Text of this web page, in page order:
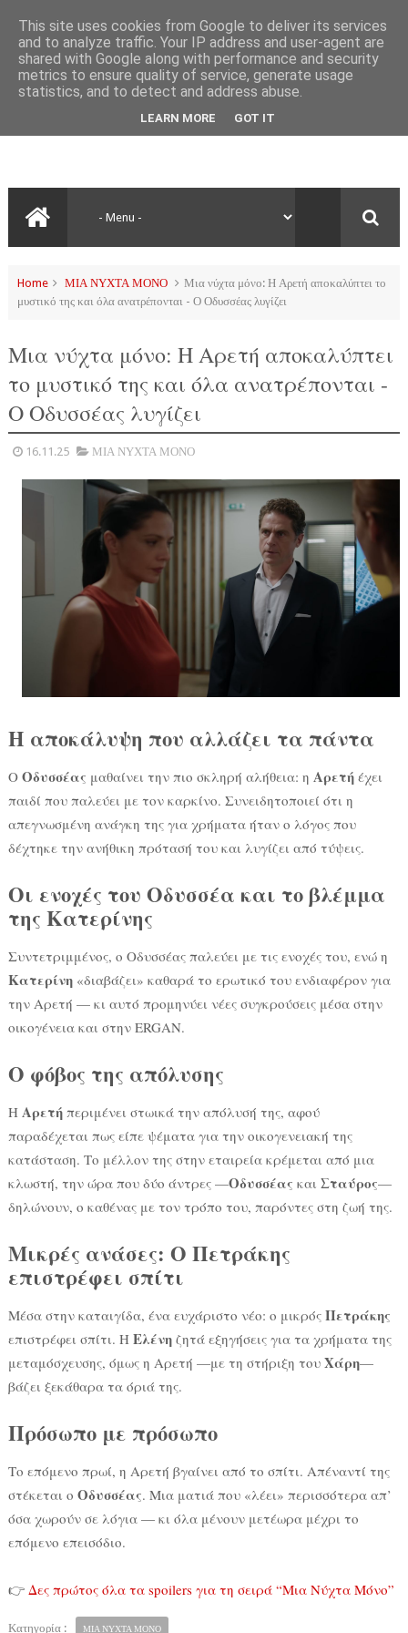
Home ΜΙΑ ΝΥΧΤΑ ΜΟΝΟ
Μια νύχτα μόνο: Η Αρετή αποκαλύπτει το
μυστικό της και όλα ανατρέπονται - Ο Οδυσσέας λυγίζει
Μια νύχτα μόνο: Η Αρετή αποκαλύπτει
το μυστικό της και όλα ανατρέπονται -
Ο Οδυσσέας λυγίζει
16.11.25 ΜΙΑ ΝΥΧΤΑ ΜΟΝΟ
Η αποκάλυψη που αλλάζει τα πάντα
Ο Οδυσσέας μαθαίνει την πιο σκληρή αλήθεια: η Αρετήέχει
παιδί που παλεύει με τον καρκίνο. Συνειδητοποιεί ότι η
απεγνωσμένη ανάγκη της για χρήματα ήταν ο λόγος που
δέχτηκε την ανήθικη πρότασή του και λυγίζει από τύψεις.
Οι ενοχές του Οδυσσέα και το βλέμμα
της Κατερίνης
Συντετριμμένος, ο Οδυσσέας παλεύει με τις ενοχές του, ενώ η
Κατερίνη«διαβάζει» καθαρά το ερωτικό του ενδιαφέρον για
την Αρετή — κι αυτό προμηνύει νέες συγκρούσεις μέσα στην
οικογένεια και στην ERGAN.
Ο φόβος της απόλυσης
Η Αρετήπεριμένει στωικά την απόλυσή της, αφού
παραδέχεται πως είπε ψέματα για την οικογενειακή της
κατάσταση. Το μέλλον της στην εταιρεία κρέμεται από μια
κλωστή, την ώρα που δύο άντρες —Οδυσσέας και Σταύρος—
δηλώνουν, ο καθένας με τον τρόπο του, παρόντες στη ζωή της.
Μικρές ανάσες: Ο Πετράκης
επιστρέφει σπίτι
Μέσα στην καταιγίδα, ένα ευχάριστο νέο: ο μικρός Πετράκης
επιστρέφει σπίτι. Η Ελένηζητά εξηγήσεις για τα χρήματα της
μεταμόσχευσης, όμως η Αρετή —με τη στήριξη του Χάρη—
βάζει ξεκάθαρα τα όριά της.
Πρόσωπο με πρόσωπο
Το επόμενο πρωί, η Αρετή βγαίνει από το σπίτι. Απέναντί της
στέκεται ο Οδυσσέας. Μια ματιά που «λέει» περισσότερα απ’
όσα χωρούν σε λόγια — κι όλα μένουν μετέωρα μέχρι το
επόμενο επεισόδιο.
👉 Δες πρώτος όλα τα spoilers για τη σειρά “Μια Νύχτα Μόνο”
Κατηγορία : ΜΙΑ ΝΥΧΤΑ ΜΟΝΟ
This site uses cookies from Google to deliver its services
and to analyze traffic. Your IP address and user-agent are
shared with Google along with performance and security
metrics to ensure quality of service, generate usage
statistics, and to detect and address abuse.
LEARN MORE GOT IT